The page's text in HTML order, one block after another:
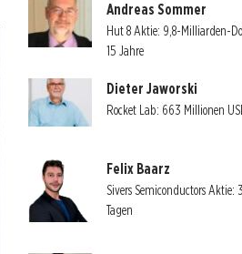
Andreas Sommer
Hut 8 Aktie: 9,8-Milliarden-
15 Jahre
Dieter Jaworski
Rocket Lab: 663 Millionen
Felix Baarz
Sivers Semiconductors Aktie:
Tagen